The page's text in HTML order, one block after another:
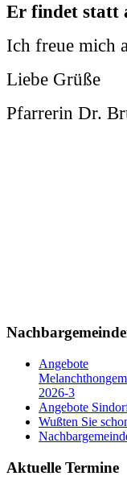
Er findet statt
Ich freue mich
Liebe Grüße
Pfarrerin Dr.
Angebote
2026-3
Angebote
Wußten Sie
Aktuelle Termine